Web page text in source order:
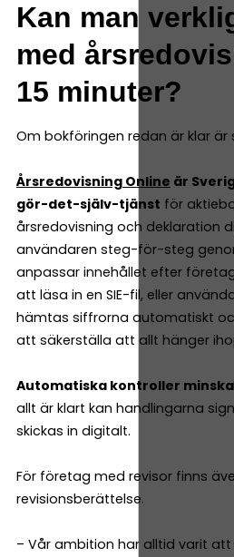
Kan man
med
15 minuter?
Om bokföringen redan är klar är
Årsredovisning Online är
gör-det-själv-tjänst för
årsredovisning och deklaration
användaren steg-för-steg
anpassar innehållet efter
att läsa in en SIE-fil, eller
hämtas siffrorna automatiskt
att säkerställa att allt hänger
Automatiska kontroller
allt är klart kan handlingarna
skickas in digitalt.
För företag med revisor finns
revisionsberättelse.
– Vår ambition har alltid varit